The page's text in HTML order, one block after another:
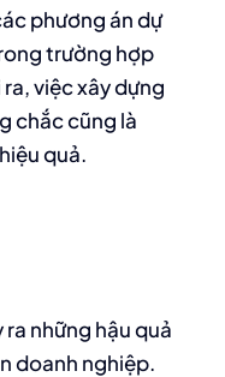
phương án dự
trường hợp
việc xây dựng
chắc cũng là
quả.
những hậu quả
doanh nghiệp.